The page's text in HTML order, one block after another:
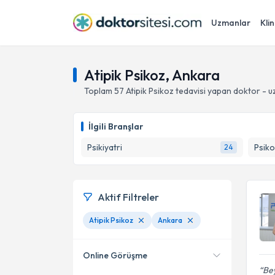
Uzmanlar
Atipik Psikoz, Ankara
Toplam 57 Atipik Psikoz tedavisi yapan doktor -
İlgili Branşlar
Psikiyatri
24
Aktif Filtreler
Atipik Psikoz Ankara
Online Görüşme